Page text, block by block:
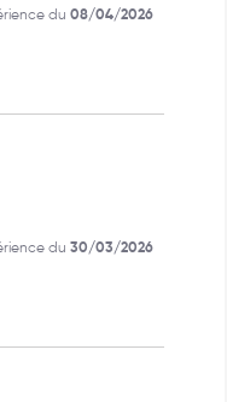
du 08/04/2026
du 30/03/2026